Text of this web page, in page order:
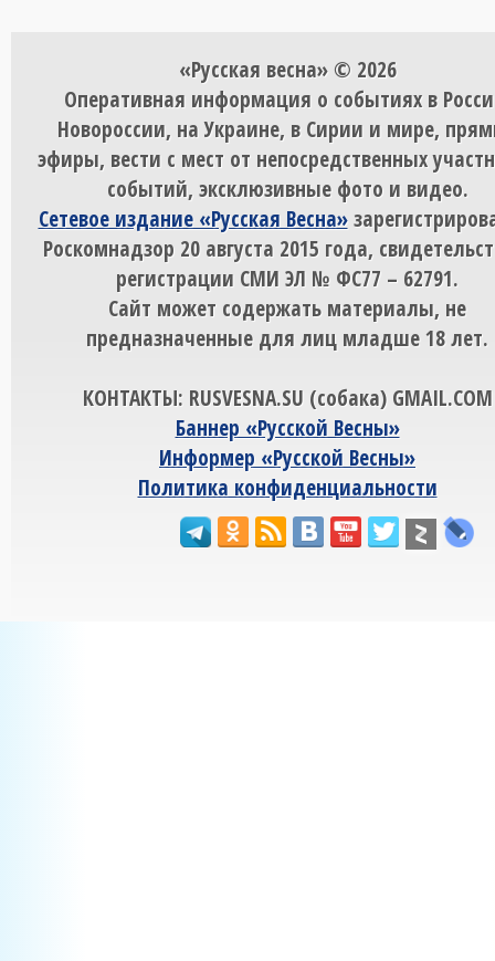
«Русская весна» © 2026
Оперативная информация о событиях в
Новороссии, на Украине, в Сирии и мире,
эфиры, вести с мест от непосредственных
событий, эксклюзивные фото и видео.
Сетевое издание «Русская Весна»
Роскомнадзор 20 августа 2015 года,
регистрации СМИ ЭЛ № ФС77 – 62791.
Сайт может содержать материалы, не
предназначенные для лиц младше 18 лет.
КОНТАКТЫ: RUSVESNA.SU (собака) GMAIL.COM
Баннер «Русской Весны»
Информер «Русской Весны»
Политика конфиденциальности